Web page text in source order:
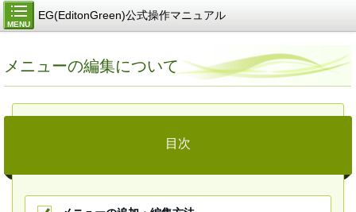
MENU
EG(EditonGreen)公式操作マニュアル
メニューの編集について
目次